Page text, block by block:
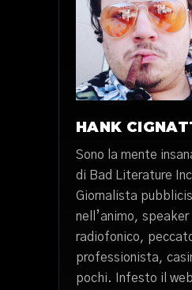
HANK
Sono la mente
di Bad Literature
Giornalista
nell’animo, speaker
radiofonico,
professionista,
pochi. Infesto il